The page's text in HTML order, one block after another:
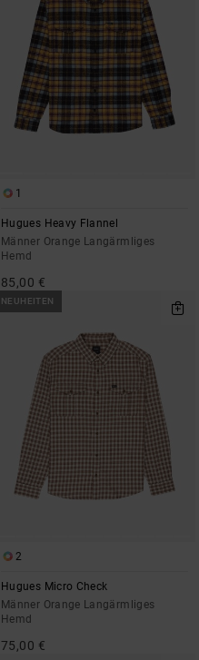
1
Hugues Heavy Flannel
Männer Orange Langärmliges
Hemd
85,00 €
NEUHEITEN
2
Hugues Micro Check
Männer Orange Langärmliges
Hemd
75,00 €